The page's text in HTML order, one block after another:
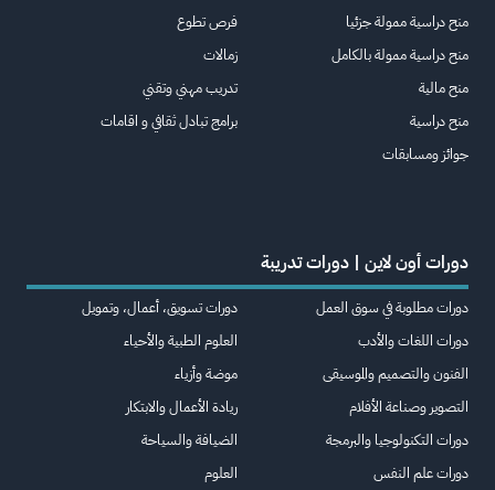
منح دراسية ممولة جزئيا
منح دراسية ممولة بالكامل
منح مالية
منح دراسية
جوائز ومسابقات
فرص تطوع
زمالات
تدريب مهني وتقني
برامج تبادل ثقافي و اقامات
دورات أون لاين | دورات تدريبة
دورات مطلوبة في سوق العمل
دورات اللغات والأدب
الفنون والتصميم والموسيقى
التصوير وصناعة الأفلام
دورات التكنولوجيا والبرمجة
دورات علم النفس
دورات تسويق، أعمال، وتمويل
العلوم الطبية والأحياء
موضة وأزياء
ريادة الأعمال والابتكار
الضيافة والسياحة
العلوم